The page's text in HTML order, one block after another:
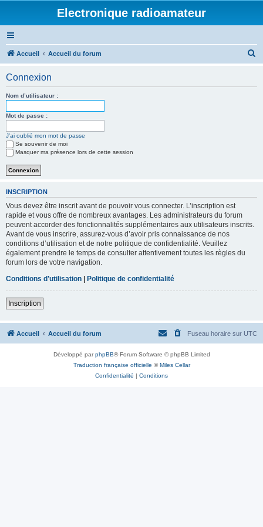
Electronique radioamateur
Accueil Accueil du forum
Connexion
Nom d’utilisateur :
Mot de passe :
J’ai oublié mon mot de passe
Se souvenir de moi
Masquer ma présence lors de cette session
INSCRIPTION
Vous devez être inscrit avant de pouvoir vous connecter. L’inscription est
rapide et vous offre de nombreux avantages. Les administrateurs du forum
peuvent accorder des fonctionnalités supplémentaires aux utilisateurs inscrits.
Avant de vous inscrire, assurez-vous d’avoir pris connaissance de nos
conditions d’utilisation et de notre politique de confidentialité. Veuillez
également prendre le temps de consulter attentivement toutes les règles du
forum lors de votre navigation.
Conditions d’utilisation | Politique de confidentialité
Inscription
Accueil Accueil du forum Fuseau horaire sur UTC
Développé parphpBB® Forum Software © phpBB Limited
Traduction française officielle ©Miles Cellar
Confidentialité | Conditions